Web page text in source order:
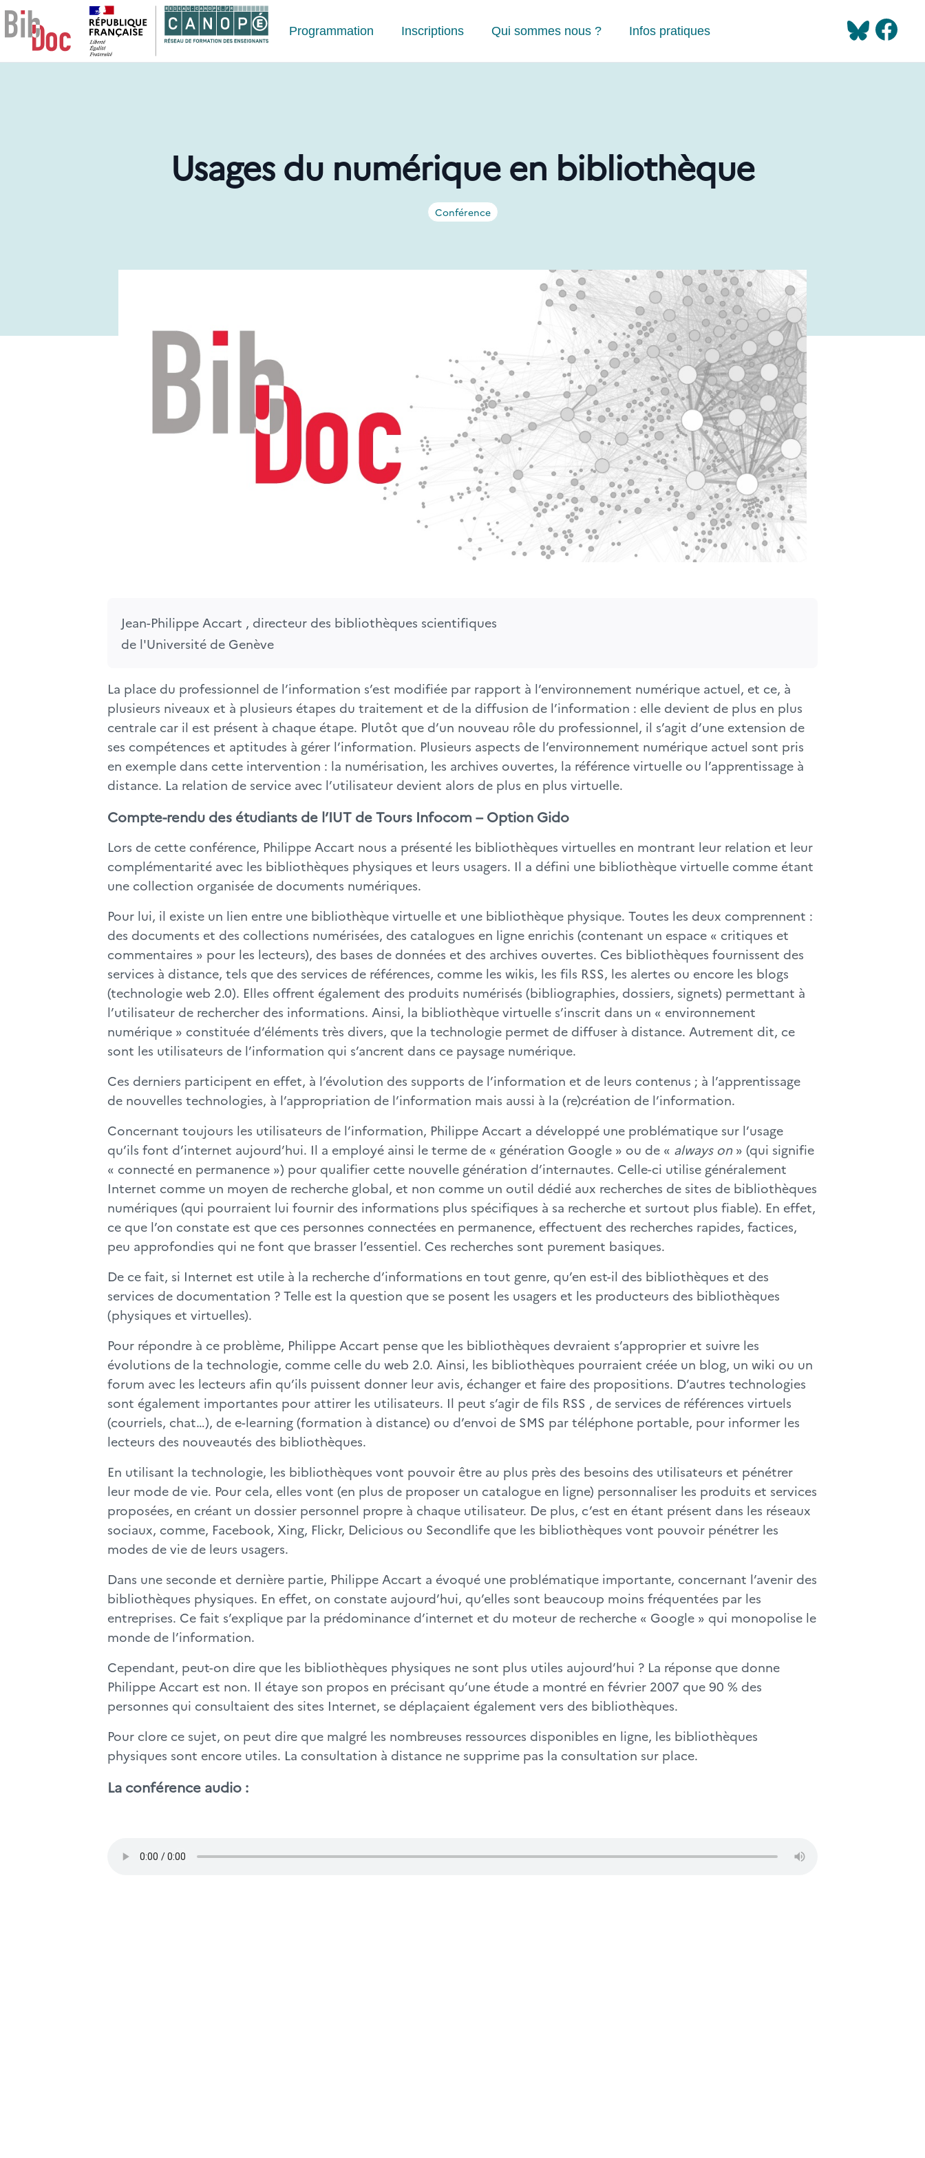
Programmation Inscriptions Qui sommes nous ? Infos pratiques
Usages du numérique en bibliothèque
Conférence
Jean-Philippe Accart , directeur des bibliothèques scientifiques
de l'Université de Genève
La place du professionnel de l’information s’est modifiée par rapport à l’environnement numérique actuel, et ce, à
plusieurs niveaux et à plusieurs étapes du traitement et de la diffusion de l’information : elle devient de plus en plus
centrale car il est présent à chaque étape. Plutôt que d’un nouveau rôle du professionnel, il s’agit d’une extension de
ses compétences et aptitudes à gérer l’information. Plusieurs aspects de l’environnement numérique actuel sont pris
en exemple dans cette intervention : la numérisation, les archives ouvertes, la référence virtuelle ou l’apprentissage à
distance. La relation de service avec l’utilisateur devient alors de plus en plus virtuelle.
Compte-rendu des étudiants de l’IUT de Tours Infocom – Option Gido
Lors de cette conférence, Philippe Accart nous a présenté les bibliothèques virtuelles en montrant leur relation et leur
complémentarité avec les bibliothèques physiques et leurs usagers. Il a défini une bibliothèque virtuelle comme étant
une collection organisée de documents numériques.
Pour lui, il existe un lien entre une bibliothèque virtuelle et une bibliothèque physique. Toutes les deux comprennent :
des documents et des collections numérisées, des catalogues en ligne enrichis (contenant un espace « critiques et
commentaires » pour les lecteurs), des bases de données et des archives ouvertes. Ces bibliothèques fournissent des
services à distance, tels que des services de références, comme les wikis, les fils RSS, les alertes ou encore les blogs
(technologie web 2.0). Elles offrent également des produits numérisés (bibliographies, dossiers, signets) permettant à
l’utilisateur de rechercher des informations. Ainsi, la bibliothèque virtuelle s’inscrit dans un « environnement
numérique » constituée d’éléments très divers, que la technologie permet de diffuser à distance. Autrement dit, ce
sont les utilisateurs de l’information qui s’ancrent dans ce paysage numérique.
Ces derniers participent en effet, à l’évolution des supports de l’information et de leurs contenus ; à l’apprentissage
de nouvelles technologies, à l’appropriation de l’information mais aussi à la (re)création de l’information.
Concernant toujours les utilisateurs de l’information, Philippe Accart a développé une problématique sur l’usage
qu’ils font d’internet aujourd’hui. Il a employé ainsi le terme de « génération Google » ou de « always on» (qui signifie
« connecté en permanence ») pour qualifier cette nouvelle génération d’internautes. Celle-ci utilise généralement
Internet comme un moyen de recherche global, et non comme un outil dédié aux recherches de sites de bibliothèques
numériques (qui pourraient lui fournir des informations plus spécifiques à sa recherche et surtout plus fiable). En effet,
ce que l’on constate est que ces personnes connectées en permanence, effectuent des recherches rapides, factices,
peu approfondies qui ne font que brasser l’essentiel. Ces recherches sont purement basiques.
De ce fait, si Internet est utile à la recherche d’informations en tout genre, qu’en est-il des bibliothèques et des
services de documentation ? Telle est la question que se posent les usagers et les producteurs des bibliothèques
(physiques et virtuelles).
Pour répondre à ce problème, Philippe Accart pense que les bibliothèques devraient s’approprier et suivre les
évolutions de la technologie, comme celle du web 2.0. Ainsi, les bibliothèques pourraient créée un blog, un wiki ou un
forum avec les lecteurs afin qu’ils puissent donner leur avis, échanger et faire des propositions. D’autres technologies
sont également importantes pour attirer les utilisateurs. Il peut s’agir de fils RSS , de services de références virtuels
(courriels, chat…), de e-learning (formation à distance) ou d’envoi de SMS par téléphone portable, pour informer les
lecteurs des nouveautés des bibliothèques.
En utilisant la technologie, les bibliothèques vont pouvoir être au plus près des besoins des utilisateurs et pénétrer
leur mode de vie. Pour cela, elles vont (en plus de proposer un catalogue en ligne) personnaliser les produits et services
proposées, en créant un dossier personnel propre à chaque utilisateur. De plus, c’est en étant présent dans les réseaux
sociaux, comme, Facebook, Xing, Flickr, Delicious ou Secondlife que les bibliothèques vont pouvoir pénétrer les
modes de vie de leurs usagers.
Dans une seconde et dernière partie, Philippe Accart a évoqué une problématique importante, concernant l’avenir des
bibliothèques physiques. En effet, on constate aujourd’hui, qu’elles sont beaucoup moins fréquentées par les
entreprises. Ce fait s’explique par la prédominance d’internet et du moteur de recherche « Google » qui monopolise le
monde de l’information.
Cependant, peut-on dire que les bibliothèques physiques ne sont plus utiles aujourd’hui ? La réponse que donne
Philippe Accart est non. Il étaye son propos en précisant qu’une étude a montré en février 2007 que 90 % des
personnes qui consultaient des sites Internet, se déplaçaient également vers des bibliothèques.
Pour clore ce sujet, on peut dire que malgré les nombreuses ressources disponibles en ligne, les bibliothèques
physiques sont encore utiles. La consultation à distance ne supprime pas la consultation sur place.
La conférence audio :
Le respect de votre vie privée est notre priorité